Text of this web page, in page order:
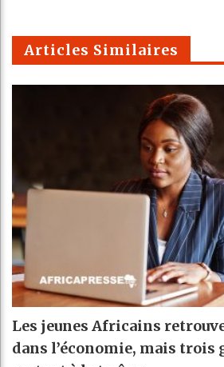
m
Articles Similaires
Les jeunes Africains
dans l’économie, mais trois